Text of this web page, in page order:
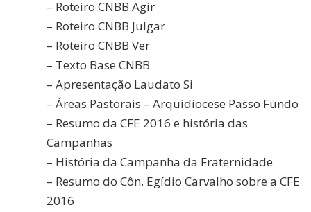
– Roteiro CNBB Agir
– Roteiro CNBB Julgar
– Roteiro CNBB Ver
– Texto Base CNBB
– Apresentação Laudato Si
– Áreas Pastorais – Arquidiocese Passo Fundo
– Resumo da CFE 2016 e história das
Campanhas
– História da Campanha da Fraternidade
– Resumo do Côn. Egídio Carvalho sobre a CFE
2016